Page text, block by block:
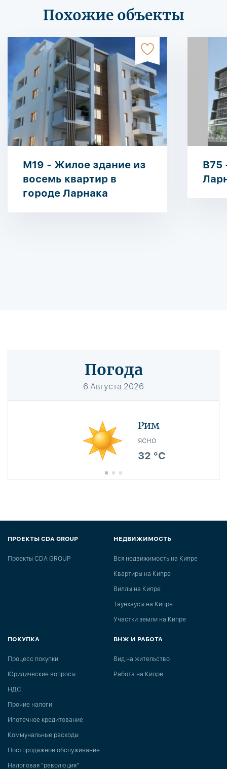
Похожие объекты
M19 - Жилое здание из
восемь квартир в
городе Ларнака
B75
Погода
6 Августа 2026
Рим
ясно
32 °C
ПРОЕКТЫ CDA GROUP
Проекты CDA GROUP
НЕДВИЖИМОСТЬ
Вся недвижимость на Кипре
Квартиры на Кипре
Виллы на Кипре
Таунхаусы на Кипре
Участки земли на Кипре
ПОКУПКА
Процесс покупки
Юридические вопросы
НДС
Прочие налоги
Ипотечное кредитование
Коммунальные расходы
Постпродажное обслуживание
Налоговая "революция"
ВНЖ И РАБОТА
Вид на жительство
Работа на Кипре